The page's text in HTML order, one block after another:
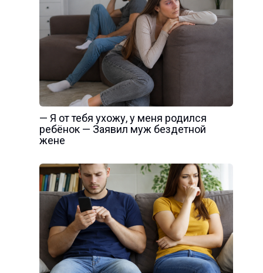
— Я от тебя ухожу, у меня родился
ребёнок — Заявил муж бездетной
жене